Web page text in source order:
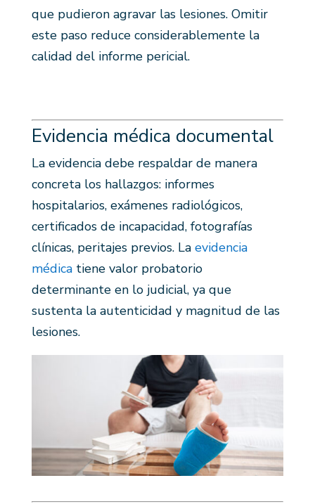
que pudieron agravar las lesiones. Omitir
este paso reduce considerablemente la
calidad del informe pericial.
Evidencia médica documental
La evidencia debe respaldar de manera
concreta los hallazgos: informes
hospitalarios, exámenes radiológicos,
certificados de incapacidad, fotografías
clínicas, peritajes previos. La evidencia
médicatiene valor probatorio
determinante en lo judicial, ya que
sustenta la autenticidad y magnitud de las
lesiones.